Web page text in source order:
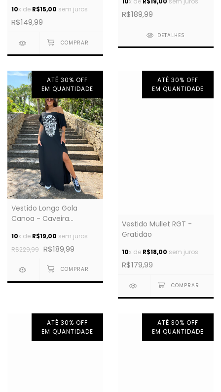
10x de R$15,00 sem juros
R$149,99
R$189,99
DETALHES
ATÉ 30% OFF
EM QUANTIDADE
Vestido Longo Gola
Canoa - Caveira
10x de R$19,00 sem juros
R$229,99 R$189,99
ATÉ 30% OFF
EM QUANTIDADE
Vestido Mullet RGT -
Gratidão
10x de R$18,00 sem juros
R$179,99
ATÉ 30% OFF
EM QUANTIDADE
ATÉ 30% OFF
EM QUANTIDADE